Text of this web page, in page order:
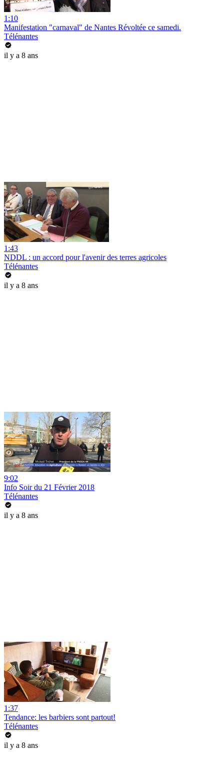
1:10
Manifestation "carnaval" de Nantes Révoltée ce samedi.
Télénantes
il y a 8 ans
1:43
NDDL : un accord pour l'avenir des terres agricoles
Télénantes
il y a 8 ans
9:02
Info Soir du 21 Février 2018
Télénantes
il y a 8 ans
1:37
Tendance: les barbiers sont partout!
Télénantes
il y a 8 ans